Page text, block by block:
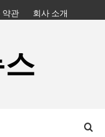
약관 회사 소개